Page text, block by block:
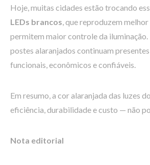
Hoje, muitas cidades estão trocando
LEDs brancos , que reproduzem
permitem maior controle da iluminação.
postes alaranjados continuam
funcionais, econômicos e confiáveis.
Em resumo, a cor alaranjada das luzes
eficiência, durabilidade e custo — não
Nota editorial